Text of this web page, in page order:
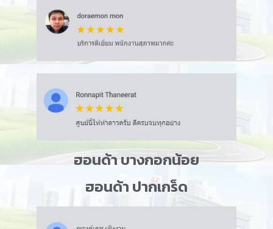
ฮอนด้า บางกอกน้อย
ฮอนด้า ปากเกร็ด